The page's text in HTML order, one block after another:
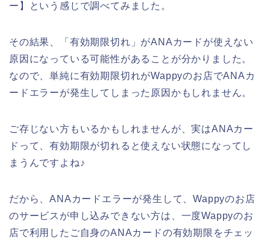
ー】という感じで調べてみました。
その結果、「有効期限切れ」がANAカードが使えない
原因になっている可能性があることが分かりました。
なので、単純に有効期限切れがWappyのお店でANAカ
ードエラーが発生してしまった原因かもしれません。
ご存じない方もいるかもしれませんが、実はANAカー
ドって、有効期限が切れると使えない状態になってし
まうんですよね♪
だから、ANAカードエラーが発生して、Wappyのお店
のサービスが申し込みできない方は、一度Wappyのお
店で利用したご自身のANAカードの有効期限をチェッ